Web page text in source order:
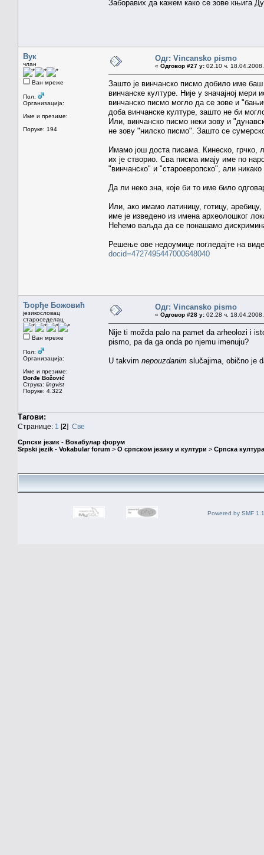
Заборавих да кажем како се зове књига
Вук
члан
Ван мреже
Пол:
Организација:
Име и презиме:
Поруке: 194
Одг: Vincansko pismo
« Одговор #27 у: 02.10 ч.
Зашто је винчанско писмо добило име
винчанске културе. Није у значајној
винчанско писмо могло да се зове и
доба винчанске културе, зашто не би
Или, винчанско писмо неки зову и
не зову "нилско писмо". Зашто се
Имамо још доста писама. Кинеско, грчко,
их је створио. Сва писма имају име по
"винчанско" и "староевропско", али
Да ли неко зна, које би то име било
Или, ако имамо латиницу, готицу,
име је изведено из имена археолошког
Нећемо ваљда да се понашамо
Решење ове недоумице погледајте на
docid=4727495447000648040
Ђорђе Божовић
језикословац
староседелац
Ван мреже
Пол:
Организација:
Име и презиме:
Đorđe Božović
Струка: lingvist
Поруке: 4.322
Одг: Vincansko pismo
« Одговор #28 у: 02.28 ч.
Nije ti možda palo na pamet da arheolozi i
pismo, pa da ga onda po njemu imenuju?
U takvim nepouzdanim slučajima, obično je
Тагови:
Странице: 1 [2] Све
Српски језик - Вокабулар форум
Srpski jezik - Vokabular forum > О српском језику и култури > Српска
Powered by SMF